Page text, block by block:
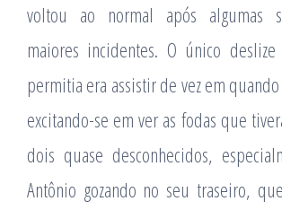
voltou ao normal após algumas
maiores incidentes. O único
permitia era assistir de vez em
excitando-se em ver as fodas que
dois quase desconhecidos,
Antônio gozando no seu traseiro,